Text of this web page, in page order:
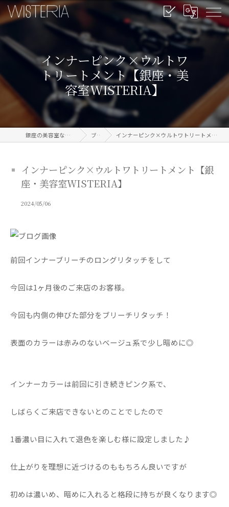
インナーピンク×ウルトワ
トリートメント【銀座・美
容室WISTERIA】
銀座の美容室なら信頼のWISTERIA ブログ インナーピンク×ウルトワトリートメント【銀座・美容室WISTERIA】
インナーピンク×ウルトワトリートメント【銀
座・美容室WISTERIA】
2024/05/06
前回インナーブリーチのロングリタッチをして
今回は1ヶ月後のご来店のお客様。
今回も内側の伸びた部分をブリーチリタッチ！
表面のカラーは赤みのないベージュ系で少し暗めに◎
インナーカラーは前回に引き続きピンク系で、
しばらくご来店できないとのことでしたので
1番濃い目に入れて退色を楽しむ様に設定しました♪
仕上がりを理想に近づけるのももちろん良いですが
初めは濃いめ、暗めに入れると格段に持ちが良くなります◎